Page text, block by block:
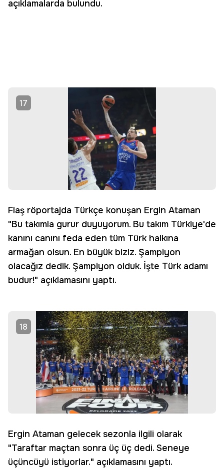
açıklamalarda bulundu.
17
Flaş röportajda Türkçe konuşan Ergin Ataman
"Bu takımla gurur duyuyorum. Bu takım Türkiye'de
kanını canını feda eden tüm Türk halkına
armağan olsun. En büyük biziz. Şampiyon
olacağız dedik. Şampiyon olduk. İşte Türk adamı
budur!" açıklamasını yaptı.
18
Ergin Ataman gelecek sezonla ilgili olarak
"Taraftar maçtan sonra üç üç dedi. Seneye
üçüncüyü istiyorlar." açıklamasını yaptı.